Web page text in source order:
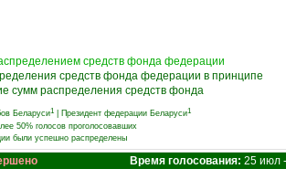
средств фонда федерации
средств фонда федерации в принципе
сумм распределения средств фонда
Беларуси1 Президент федерации Беларуси1
50% голосов проголосовавших
были успешно распределены
Время голосования: 25 июл